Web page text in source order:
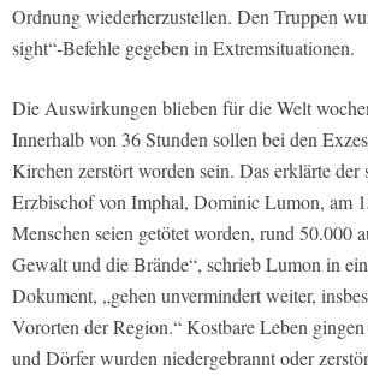
Ordnung wiederherzustellen. Den Truppen
sight“-Befehle gegeben in Extremsituationen.
Die Auswirkungen blieben für die Welt
Innerhalb von 36 Stunden sollen bei den
Kirchen zerstört worden sein. Das erklärte der
Erzbischof von Imphal, Dominic Lumon, am
Menschen seien getötet worden, rund 50.000
Gewalt und die Brände“, schrieb Lumon in
Dokument, „gehen unvermindert weiter,
Vororten der Region.“ Kostbare Leben
und Dörfer wurden niedergebrannt oder